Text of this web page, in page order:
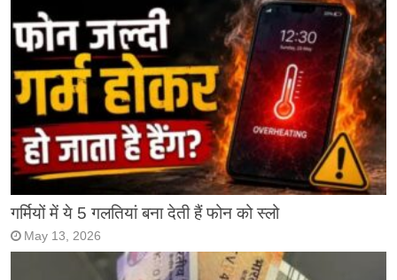
गर्मियों में ये 5 गलतियां बना देती हैं फोन को स्लो
May 13, 2026